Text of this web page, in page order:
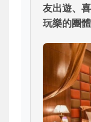
友出遊、
玩樂的團體